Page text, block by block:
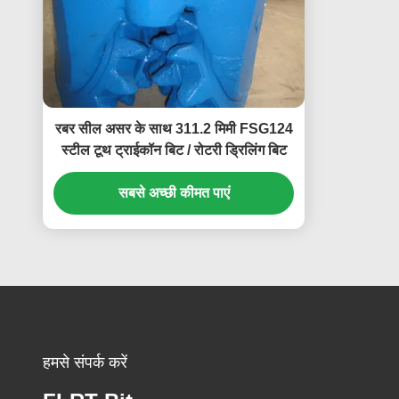
रबर सील असर के साथ 311.2 मिमी FSG124
स्टील टूथ ट्राईकॉन बिट / रोटरी ड्रिलिंग बिट
सबसे अच्छी कीमत पाएं
हमसे संपर्क करें